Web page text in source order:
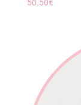
50.50€